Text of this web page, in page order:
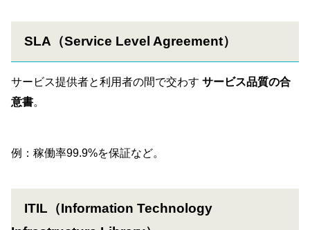
SLA（Service Level Agreement）
サービス提供者と利用者の間で交わす サービス品質の合
意書。
例：稼働率99.9%を保証など。
ITIL（Information Technology